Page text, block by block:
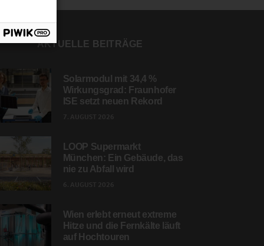
AKTUELLE BEITRÄGE
Solarmodul mit 34,4 %
Wirkungsgrad: Fraunhofer
ISE setzt neuen Rekord
LOOP Supermarkt
München: Ein Gebäude, das
nie zu Abfall wird
Wien erlebt erneut extreme
Hitze und die Fernkälte läuft
auf Hochtouren